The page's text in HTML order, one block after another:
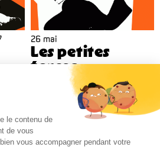
26 mai
Les petites
forces
Anna Martinelli - Cie les
au vendredi de 14h à 18h)
–cdn@cdn-orleans.com
Boulevard Pierre Ségelle 45000 Orléans